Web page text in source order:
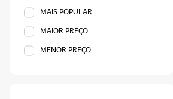
MAIS POPULAR
MAIOR PREÇO
MENOR PREÇO